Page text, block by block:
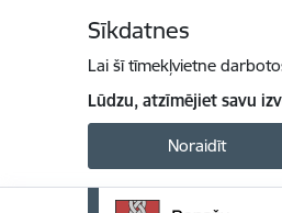
Sīkdatnes
Lai šī tīmekļvietne
Lūdzu, atzīmējiet savu
Noraidīt